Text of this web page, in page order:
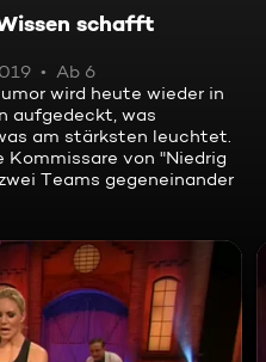
schafft
Ab 6
wird heute wieder in
aufgedeckt, was
am stärksten leuchtet.
von "Niedrig
Teams gegeneinander